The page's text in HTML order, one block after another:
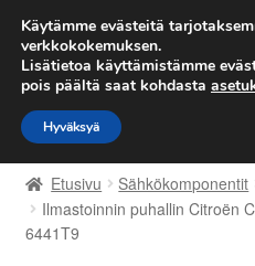
TOIMITUS
Siirry
navigointiin
Siirry
sisältöön
Etusivu
Kärry
Etusivu Sähkökomponentit
Ilmastoinnin puhallin Citroën
6441T9
Käytämme evästeitä
verkkokokemuksen.
Lisätietoa käyttämistämme
pois päältä saat kohdasta
Hyväksyä